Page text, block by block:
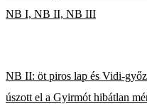
NB I, NB II, NB III
NB II: öt piros lap és Vidi-
úszott el a Gyirmót hibátlan